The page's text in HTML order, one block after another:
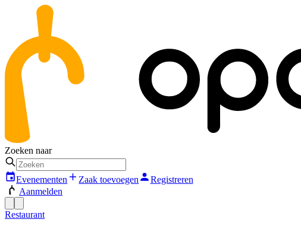
Zoeken naar
Evenementen Zaak toevoegen
Registreren
Aanmelden
Restaurant